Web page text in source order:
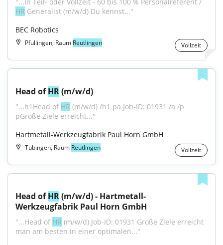
HR Generalist (m/w/d) Du kennst..."
BEC Robotics
Pfullingen, Raum Reutlingen Vollzeit
Head of HR (m/w/d)
"...h1Head of HR (m/w/d) /h1 pa Job-ID: 01931 /a /p
pGroße Ziele erreicht..."
Hartmetall-Werkzeugfabrik Paul Horn GmbH
Tübingen, Raum Reutlingen Vollzeit
Head of HR (m/w/d) - Hartmetall-
Werkzeugfabrik Paul Horn GmbH
"...Head of HR (m/w/d) Job-ID: 01931 Große Ziele erreicht
man am besten in einer optimalen..."